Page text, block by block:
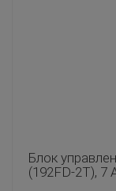
Блок
(192FD-2T), 7